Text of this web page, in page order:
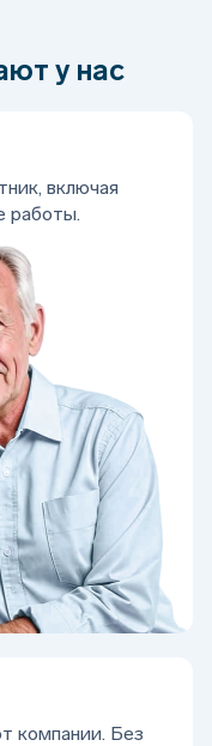
у нас
включая
работы.
компании. Без